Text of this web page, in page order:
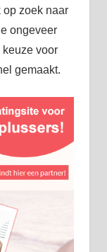
zoek naar
ongeveer
voor
gemaakt.